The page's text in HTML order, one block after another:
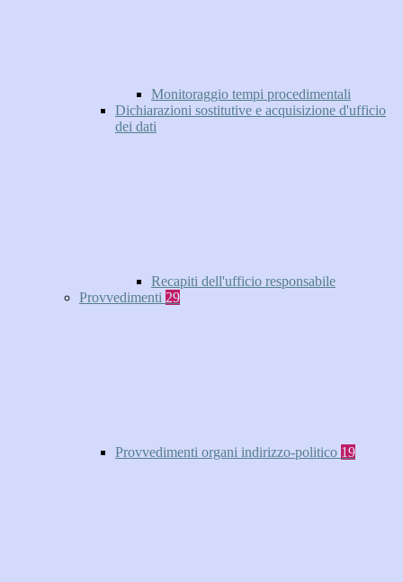
Monitoraggio tempi procedimentali
Dichiarazioni sostitutive e acquisizione d'ufficio
dei dati
Recapiti dell'ufficio responsabile
Provvedimenti 29
Provvedimenti organi indirizzo-politico 19